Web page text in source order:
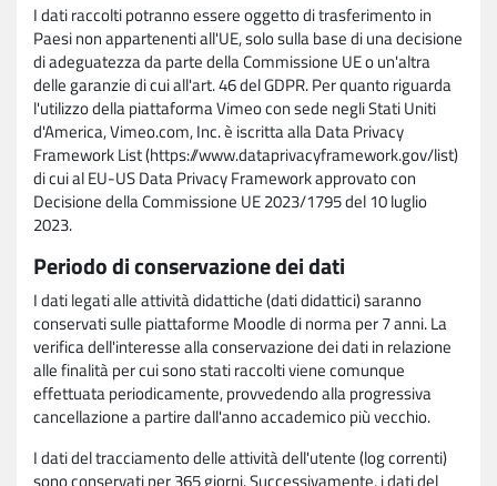
I dati raccolti potranno essere oggetto di trasferimento in
Paesi non appartenenti all'UE, solo sulla base di una decisione
di adeguatezza da parte della Commissione UE o un'altra
delle garanzie di cui all'art. 46 del GDPR. Per quanto riguarda
l'utilizzo della piattaforma Vimeo con sede negli Stati Uniti
d'America, Vimeo.com, Inc. è iscritta alla Data Privacy
Framework List (https://www.dataprivacyframework.gov/list)
di cui al EU-US Data Privacy Framework approvato con
Decisione della Commissione UE 2023/1795 del 10 luglio
2023.
Periodo di conservazione dei dati
I dati legati alle attività didattiche (dati didattici) saranno
conservati sulle piattaforme Moodle di norma per 7 anni. La
verifica dell'interesse alla conservazione dei dati in relazione
alle finalità per cui sono stati raccolti viene comunque
effettuata periodicamente, provvedendo alla progressiva
cancellazione a partire dall'anno accademico più vecchio.
I dati del tracciamento delle attività dell'utente (log correnti)
sono conservati per 365 giorni. Successivamente, i dati del